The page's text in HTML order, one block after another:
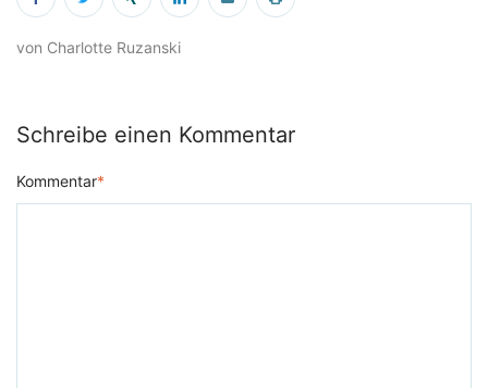
von Charlotte Ruzanski
Schreibe einen Kommentar
Kommentar*